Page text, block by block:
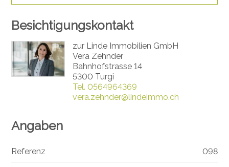
Besichtigungskontakt
zur Linde Immobilien GmbH
Vera Zehnder
Bahnhofstrasse 14
5300 Turgi
Tel. 0564964369
vera.zehnder@lindeimmo.ch
Angaben
Referenz 098